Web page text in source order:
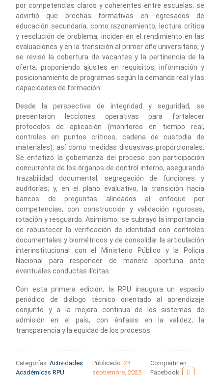
por competencias claros y coherentes entre escuelas; se
advirtió que brechas formativas en egresados de
educación secundaria, como razonamiento, lectura crítica
y resolución de problema, inciden en el rendimiento en las
evaluaciones y en la transición al primer año universitario; y
se revisó la cobertura de vacantes y la pertinencia de la
oferta, proponiendo ajustes en requisitos, información y
posicionamiento de programas según la demanda real y las
capacidades de formación.
Desde la perspectiva de integridad y seguridad, se
presentaron lecciones operativas para fortalecer
protocolos de aplicación (monitoreo en tiempo real,
controles en puntos críticos, cadena de custodia de
materiales), así como medidas disuasivas proporcionales.
Se enfatizó la gobernanza del proceso con participación
concurrente de los órganos de control interno, asegurando
trazabilidad documental, segregación de funciones y
auditorías; y, en el plano evaluativo, la transición hacia
bancos de preguntas alineados al enfoque por
competencias, con construcción y validación rigurosas,
rotación y resguardo. Asimismo, se subrayó la importancia
de robustecer la verificación de identidad con controles
documentales y biométricos y de consolidar la articulación
interinstitucional con el Ministerio Público y la Policía
Nacional para responder de manera oportuna ante
eventuales conductas ilícitas.
Con esta primera edición, la RPU inaugura un espacio
periódico de diálogo técnico orientado al aprendizaje
conjunto y a la mejora continua de los sistemas de
admisión en el país, con énfasis en la validez, la
transparencia y la equidad de los procesos.
Categorías: Actividades
Académicas RPU
Publicado:24
septiembre, 2025
Compartir en
Facebook: